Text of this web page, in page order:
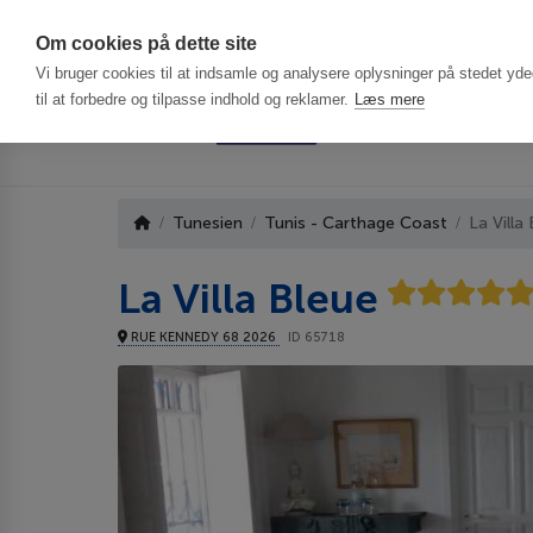
Om cookies på dette site
Vi bruger cookies til at indsamle og analysere oplysninger på stedet
til at forbedre og tilpasse indhold og reklamer. Læs mere
Tunesien Tunis - Carthage Coast La Villa
La Villa Bleue
RUE KENNEDY 68 2026 ID 65718